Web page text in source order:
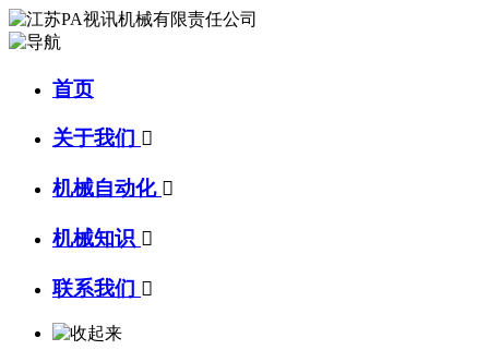
首页
关于我们 
机械自动化 
机械知识 
联系我们 